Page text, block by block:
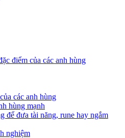
điểm của các anh hùng
các anh hùng
hùng mạnh
để đưa tài năng, rune hay ngắm
nghiệm